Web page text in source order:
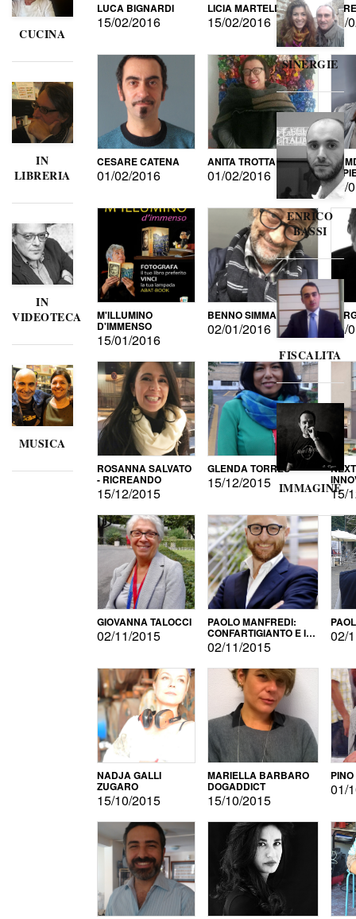
CUCINA
IN
LIBRERIA
IN
VIDEOTECA
MUSICA
LUCA BIGNARDI
15/02/2016
LICIA MARTELLI
15/02/2016 15/
CESARE CATENA
01/02/2016
ANITA TROTTA
01/02/2016 DI
15/
M'ILLUMINO
D'IMMENSO
15/01/2016
BENNO SIMMA
02/01/2016
ROSANNA SALVATO
- RICREANDO
15/12/2015
GLENDA TORRES
15/12/2015
15/
GIOVANNA TALOCCI
02/11/2015
PAOLO MANFREDI:
CONFARTIGIANTO E IL
SONDAGGIO
02/11/2015
02/
NADJA GALLI
ZUGARO
15/10/2015
MARIELLA BARBARO
DOGADDICT
15/10/2015
01/
SINERGIE
ENRICO
BASSI
FISCALITA
IMMAGINE